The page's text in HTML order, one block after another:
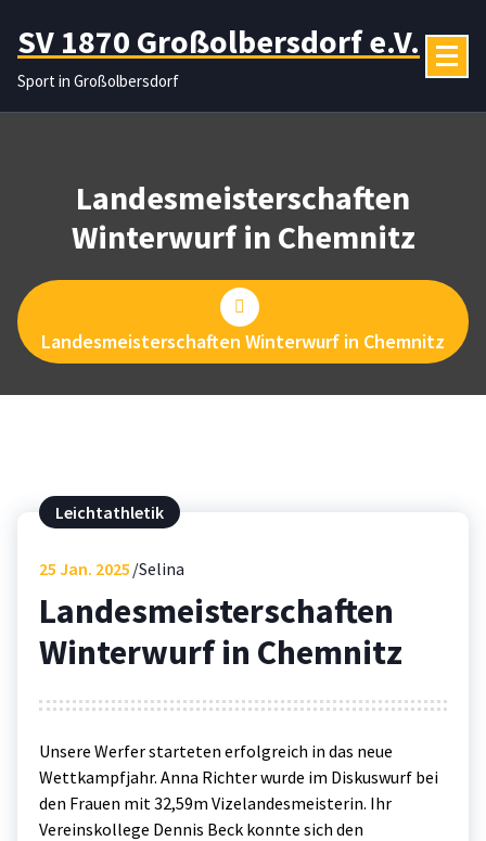
Inhalt
springen
SV 1870 Großolbersdorf e.V.
Sport in Großolbersdorf
Landesmeisterschaften
Winterwurf in Chemnitz
Landesmeisterschaften Winterwurf in Chemnitz
Leichtathletik
25 Jan. 2025 Selina
Landesmeisterschaften
Winterwurf in Chemnitz
Unsere Werfer starteten erfolgreich in das neue
Wettkampfjahr. Anna Richter wurde im Diskuswurf bei
den Frauen mit 32,59m Vizelandesmeisterin. Ihr
Vereinskollege Dennis Beck konnte sich den